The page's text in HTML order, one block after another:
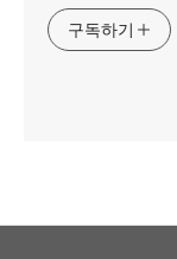
구독하기